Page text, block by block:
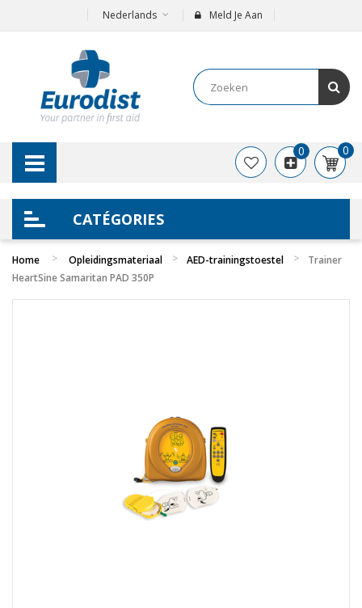
Nederlands Meld Je Aan
CATÉGORIES
0
0
Home Opleidingsmateriaal AED-trainingstoestel
Trainer
HeartSine Samaritan PAD 350P